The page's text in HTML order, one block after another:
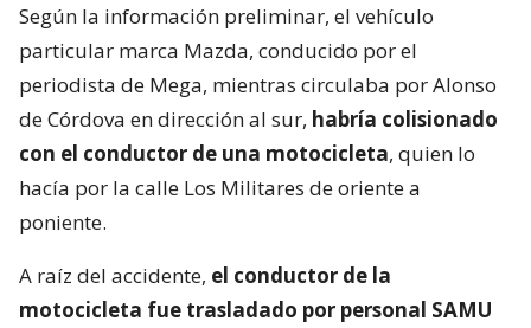
Según la información preliminar, el vehículo
particular marca Mazda, conducido por el
periodista de Mega, mientras circulaba por Alonso
de Córdova en dirección al sur, habría colisionado
con el conductor de una motocicleta, quien lo
hacía por la calle Los Militares de oriente a
poniente.
A raíz del accidente, el conductor de la
motocicleta fue trasladado por personal SAMU